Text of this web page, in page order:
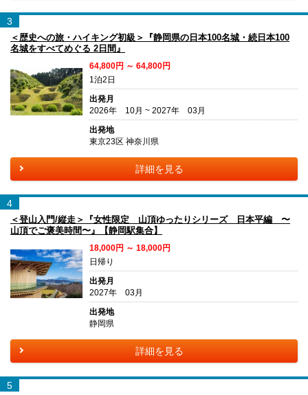
3
＜歴史への旅・ハイキング初級＞『静岡県の日本100名城・続日本100
名城をすべてめぐる 2日間』
64,800円 ～ 64,800円
1泊2日
出発月
2026年 10月 ~ 2027年 03月
出発地
東京23区 神奈川県
詳細を見る
4
＜登山入門/縦走＞『女性限定 山頂ゆったりシリーズ 日本平編 〜
山頂でご褒美時間〜』【静岡駅集合】
18,000円 ～ 18,000円
日帰り
出発月
2027年 03月
出発地
静岡県
詳細を見る
5